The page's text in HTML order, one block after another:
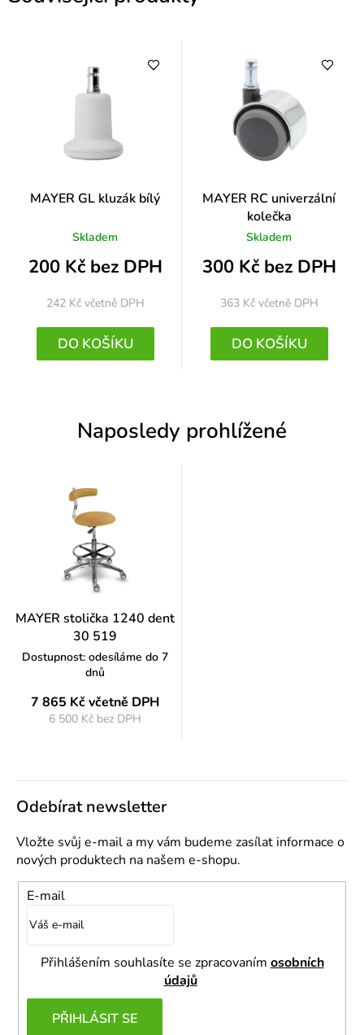
MAYER GL kluzák bílý
Skladem
200 Kč bez DPH
242 Kč včetně DPH
DO KOŠÍKU
MAYER RC univerzální
kolečka
Skladem
300 Kč bez DPH
363 Kč včetně DPH
DO KOŠÍKU
Naposledy prohlížené
MAYER stolička 1240 dent
30 519
Dostupnost: odesíláme do 7
dnů
7 865 Kčvčetně DPH
6 500 Kč bez DPH
Odebírat newsletter
Vložte svůj e-mail a my vám budeme zasílat informace o
nových produktech na našem e-shopu.
E-mail
Přihlášením souhlasíte se zpracovaním osobních
údajů
PŘIHLÁSIT SE